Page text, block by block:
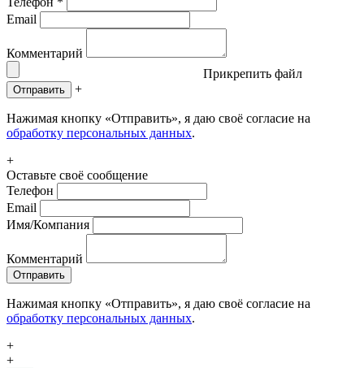
Email
Комментарий
Прикрепить файл
Отправить +
Нажимая кнопку «Отправить», я даю своё согласие на
обработку персональных данных.
+
Оставьте своё сообщение
Телефон
Email
Имя/Компания
Комментарий
Отправить
Нажимая кнопку «Отправить», я даю своё согласие на
обработку персональных данных.
+
+